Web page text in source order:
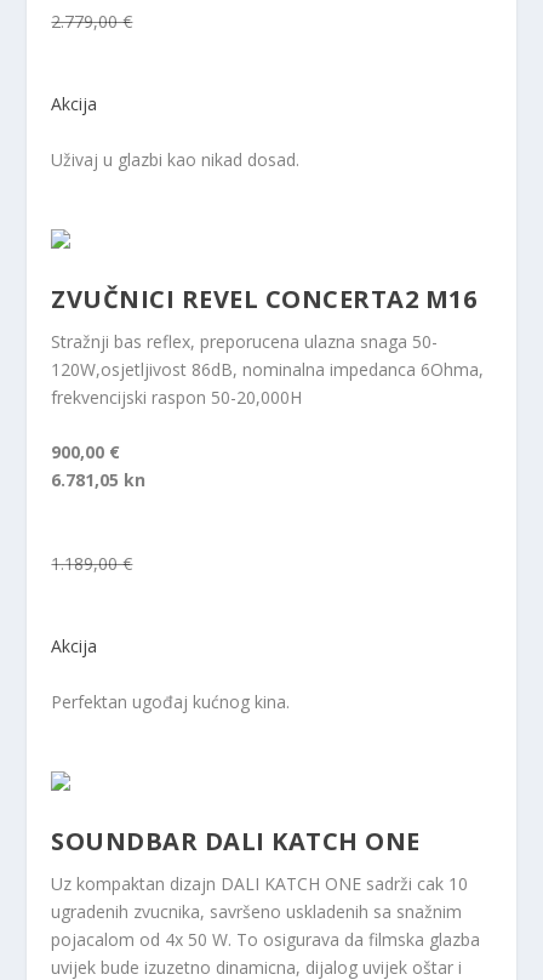
2.779,00 €
Akcija
Uživaj u glazbi kao nikad dosad.
ZVUČNICI REVEL CONCERTA2 M16
Stražnji bas reflex, preporucena ulazna snaga 50-
120W,osjetljivost 86dB, nominalna impedanca 6Ohma,
frekvencijski raspon 50-20,000H
900,00 €
6.781,05 kn
1.189,00 €
Akcija
Perfektan ugođaj kućnog kina.
SOUNDBAR DALI KATCH ONE
Uz kompaktan dizajn DALI KATCH ONE sadrži cak 10
ugradenih zvucnika, savršeno uskladenih sa snažnim
pojacalom od 4x 50 W. To osigurava da filmska glazba
uvijek bude izuzetno dinamicna, dijalog uvijek oštar i